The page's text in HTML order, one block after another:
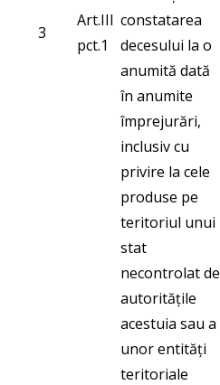
3
Art.III
pct.1
constatarea
decesului la o
anumită dată
în anumite
împrejurări,
inclusiv cu
privire la cele
produse pe
teritoriul unui
stat
necontrolat de
autoritățile
acestuia sau a
unor entități
teritoriale